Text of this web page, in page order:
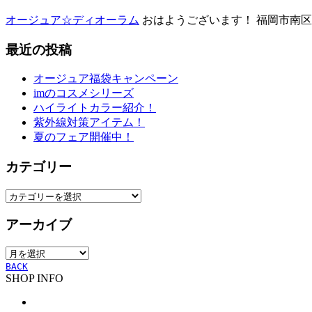
オージュア☆ディオーラム おはようございます！ 福岡市南
最近の投稿
オージュア福袋キャンペーン
imのコスメシリーズ
ハイライトカラー紹介！
紫外線対策アイテム！
夏のフェア開催中！
カテゴリー
カ
ゴ
ー
アーカイブ
ア
ー
カ
BACK
SHOP INFO